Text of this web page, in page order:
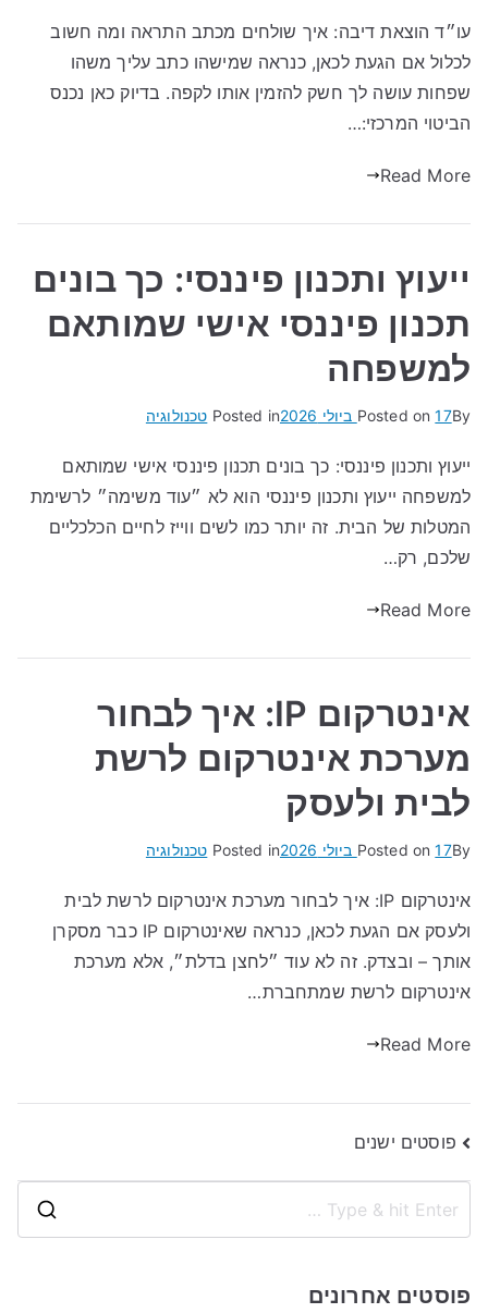
עו״ד הוצאת דיבה: איך שולחים מכתב התראה ומה חשוב
לכלול אם הגעת לכאן, כנראה שמישהו כתב עליך משהו
שפחות עושה לך חשק להזמין אותו לקפה. בדיוק כאן נכנס
הביטוי המרכזי:…
Read More
ייעוץ ותכנון פיננסי: כך בונים
תכנון פיננסי אישי שמותאם
למשפחה
By
Posted on17 ביולי 2026 Posted in טכנולוגיה
ייעוץ ותכנון פיננסי: כך בונים תכנון פיננסי אישי שמותאם
למשפחה ייעוץ ותכנון פיננסי הוא לא ״עוד משימה״ לרשימת
המטלות של הבית. זה יותר כמו לשים ווייז לחיים הכלכליים
שלכם, רק…
Read More
אינטרקום IP: איך לבחור
מערכת אינטרקום לרשת
לבית ולעסק
By
Posted on17 ביולי 2026 Posted in טכנולוגיה
אינטרקום IP: איך לבחור מערכת אינטרקום לרשת לבית
ולעסק אם הגעת לכאן, כנראה שאינטרקום IP כבר מסקרן
אותך – ובצדק. זה לא עוד ״לחצן בדלת״, אלא מערכת
אינטרקום לרשת שמתחברת…
Read More
ניווט
פוסטים ישנים
פוסטים אחרונים